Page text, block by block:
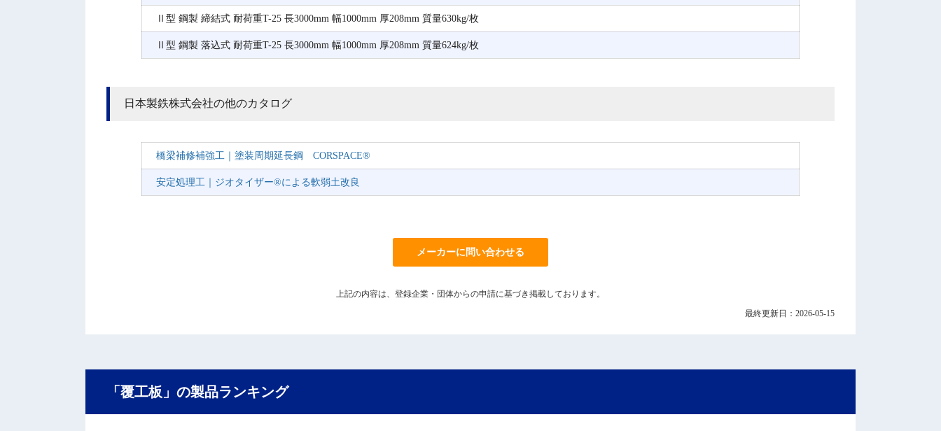
Ⅱ型 鋼製 締結式 耐荷重T-25 長3000mm 幅1000mm 厚208mm 質量630kg/枚
Ⅱ型 鋼製 落込式 耐荷重T-25 長3000mm 幅1000mm 厚208mm 質量624kg/枚
日本製鉄株式会社の他のカタログ
橋梁補修補強工｜塗装周期延長鋼 CORSPACE®
安定処理工｜ジオタイザー®による軟弱土改良
メーカーに問い合わせる
上記の内容は、登録企業・団体からの申請に基づき掲載しております。
最終更新日：2026-05-15
「覆工板」の製品ランキング